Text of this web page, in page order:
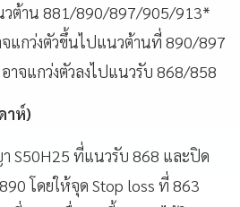
ต้าน 881/890/897/905/913*
แกว่งตัวขึ้นไปแนวต้านที่ 890/897
าจแกว่งตัวลงไปแนวรับ 868/858
าห์)
S50H25 ที่แนวรับ 868 และปิด
โดยให้จุด Stop loss ที่ 863